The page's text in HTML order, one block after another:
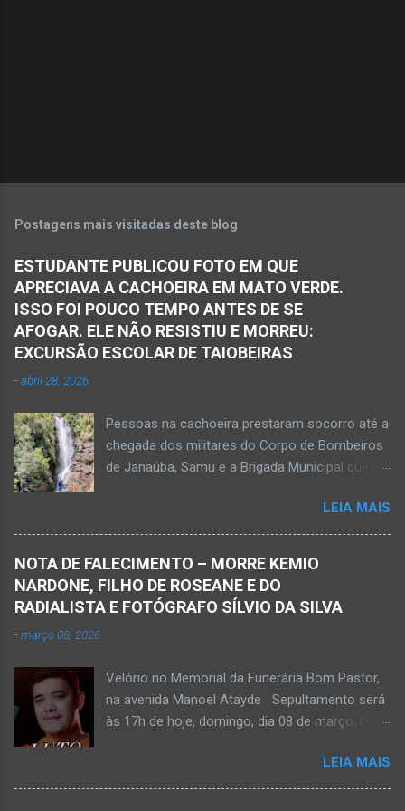
Postagens mais visitadas deste blog
ESTUDANTE PUBLICOU FOTO EM QUE
APRECIAVA A CACHOEIRA EM MATO VERDE.
ISSO FOI POUCO TEMPO ANTES DE SE
AFOGAR. ELE NÃO RESISTIU E MORREU:
EXCURSÃO ESCOLAR DE TAIOBEIRAS
-abril 28, 2026
Pessoas na cachoeira prestaram socorro até a
chegada dos militares do Corpo de Bombeiros
de Janaúba, Samu e a Brigada Municipal que
resistiu e foi a óbito Foto álbum pessoal Kauan
Pereira Alves publicou em sua rede social a
foto em que apreciava a Cachoeira Maria Rosa,
em Mato Verde, pouco tempo antes de se
afogar e depois vir a óbito nesta terça-feira, dia
socorrem estudante que se afogou em
cachoeira em Mato Verde nesta terça-feira, dia
28 de abril de 2026. Adolescente não resistiu e
– O que seria um dia de lazer, de conhecimento
e de interação acabou em tragédia para um
LEIA MAIS
NOTA DE FALECIMENTO – MORRE KEMIO
NARDONE, FILHO DE ROSEANE E DO
RADIALISTA E FOTÓGRAFO SÍLVIO DA SILVA
-março 08, 2026
Velório no Memorial da Funerária Bom Pastor,
na avenida Manoel Atayde Sepultamento será
às 17h de hoje, domingo, dia 08 de março, no
da rodovia MG-401, saída de Janaúba para
Jaíba Kemio Nardone Kemio Nardone
LEIA MAIS